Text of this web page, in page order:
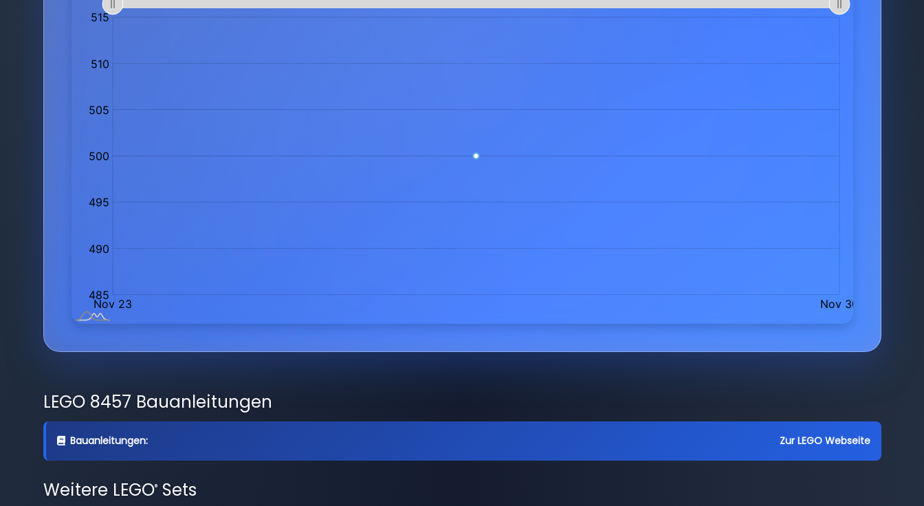
LEGO 8457 Bauanleitungen
Bauanleitungen: Zur LEGO Webseite
Weitere LEGO®Sets